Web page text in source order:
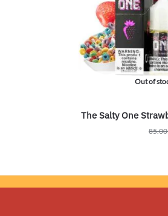
Out of
The Salty One
85.00